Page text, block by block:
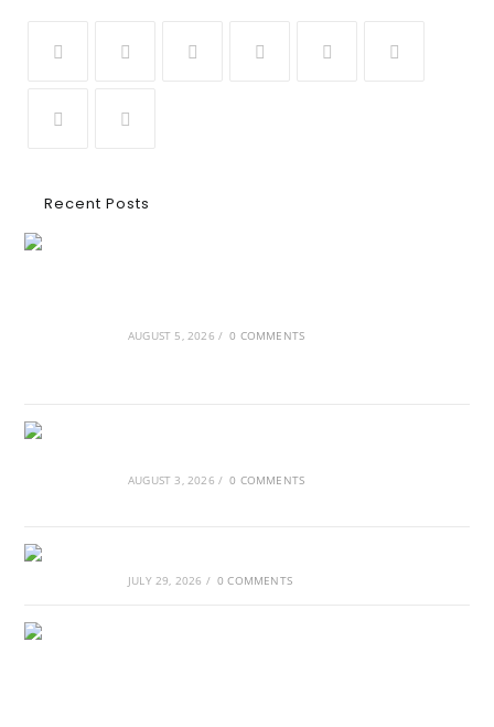
Recent Posts
AUGUST 5, 2026 / 0 COMMENTS
AUGUST 3, 2026 / 0 COMMENTS
JULY 29, 2026 / 0 COMMENTS